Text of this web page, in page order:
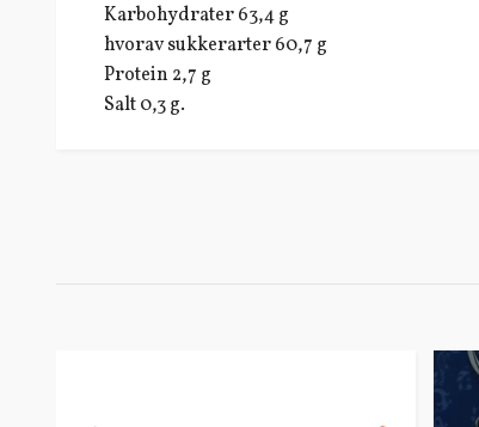
Karbohydrater 63,4 g
hvorav sukkerarter 60,7 g
Protein 2,7 g
Salt 0,3 g.